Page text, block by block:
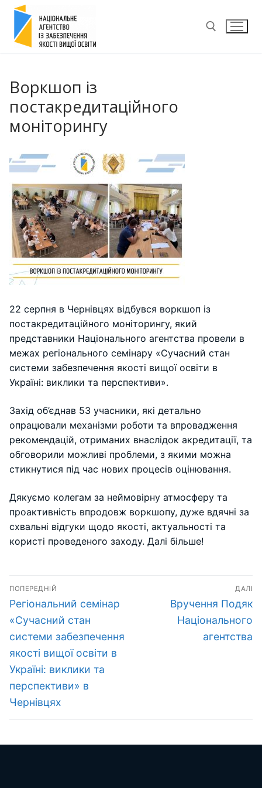
Перейти
вмісту
Воркшоп із
постакредитаційного
моніторингу
22 серпня в Чернівцях відбувся воркшоп із
постакредитаційного моніторингу, який
представники Національного агентства провели в
межах регіонального семінару «Сучасний стан
системи забезпечення якості вищої освіти в
Україні: виклики та перспективи».
Захід об’єднав 53 учасники, які детально
опрацювали механізми роботи та впровадження
рекомендацій, отриманих внаслідок акредитації, та
обговорили можливі проблеми, з якими можна
стикнутися під час нових процесів оцінювання.
Дякуємо колегам за неймовірну атмосферу та
проактивність впродовж воркшопу, дуже вдячні за
схвальні відгуки щодо якості, актуальності та
користі проведеного заходу. Далі більше!
Навігація
записів
ПОПЕРЕДНІЙ
Попередній
запис:
Регіональний семінар
«Cучасний стан
системи забезпечення
якості вищої освіти в
Україні: виклики та
перспективи» в
Чернівцях
ДАЛІ
Наступний
запис:
Вручення Подяк
Національного
агентства